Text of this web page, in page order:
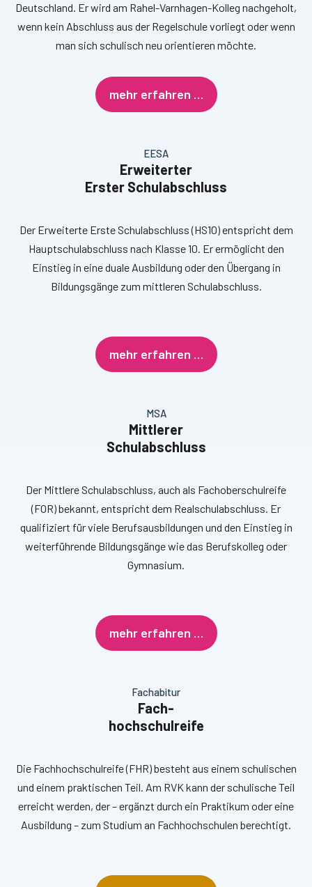
Deutschland. Er wird am Rahel-Varnhagen-Kolleg nachgeholt,
wenn kein Abschluss aus der Regelschule vorliegt oder wenn
man sich schulisch neu orientieren möchte.
mehr erfahren …
EESA
Erweiterter
Erster Schulabschluss
Der Erweiterte Erste Schulabschluss (HS10) entspricht dem
Hauptschulabschluss nach Klasse 10. Er ermöglicht den
Einstieg in eine duale Ausbildung oder den Übergang in
Bildungsgänge zum mittleren Schulabschluss.
mehr erfahren …
MSA
Mittlerer
Schulabschluss
Der Mittlere Schulabschluss, auch als Fachoberschulreife
(FOR) bekannt, entspricht dem Realschulabschluss. Er
qualifiziert für viele Berufsausbildungen und den Einstieg in
weiterführende Bildungsgänge wie das Berufskolleg oder
Gymnasium.
mehr erfahren …
Fachabitur
Fach-
hochschulreife
Die Fachhochschulreife (FHR) besteht aus einem schulischen
und einem praktischen Teil. Am RVK kann der schulische Teil
erreicht werden, der – ergänzt durch ein Praktikum oder eine
Ausbildung – zum Studium an Fachhochschulen berechtigt.